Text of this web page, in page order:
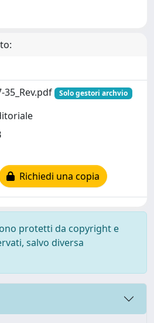
35_Rev.pdf
Solo gestori archvio
Richiedi una copia
protetti da copyright e
salvo diversa